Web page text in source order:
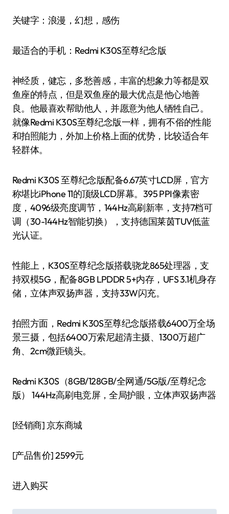
关键字：浪漫，幻想，感伤
最适合的手机：Redmi K30S至尊纪念版
神经质，健忘，多愁善感，丰富的想象力等都是双
鱼座的特点，但是双鱼座的最大优点是他心地善
良。他最喜欢帮助他人，并愿意为他人牺牲自己。
就像Redmi K30S至尊纪念版一样，拥有不俗的性能
和拍照能力，外加上价格上面的优势，比较适合年
轻群体。
Redmi K30S 至尊纪念版配备6.67英寸LCD屏，官方
称堪比iPhone 11的顶级LCD屏幕。395 PPI像素密
度，4096级亮度调节，144Hz高刷新率，支持7档可
调（30-144Hz智能切换），支持德国莱茵TUV低蓝
光认证。
性能上，K30S至尊纪念版搭载骁龙865处理器，支
持双模5G，配备8GB LPDDR 5+内存，UFS 3.1机身存
储，立体声双扬声器，支持33W闪充。
拍照方面，Redmi K30S至尊纪念版搭载6400万全场
景三摄，包括6400万索尼超清主摄、1300万超广
角、2cm微距镜头。
Redmi K30S（8GB/128GB/全网通/5G版/至尊纪念
版） 144Hz高刷电竞屏，全局护眼，立体声双扬声器
[经销商]京东商城
[产品售价]2599元
进入购买